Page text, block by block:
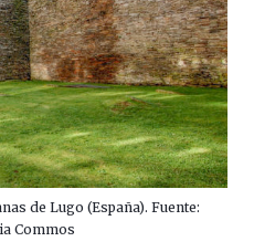
de Lugo (España). Fuente:
Commos